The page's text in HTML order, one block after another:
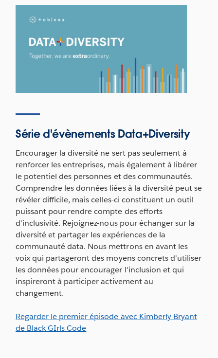
Série d'évènements Data+Diversity
Encourager la diversité ne sert pas seulement à
renforcer les entreprises, mais également à libérer
le potentiel des personnes et des communautés.
Comprendre les données liées à la diversité peut se
révéler difficile, mais celles-ci constituent un outil
puissant pour rendre compte des efforts
d'inclusivité. Rejoignez-nous pour échanger sur la
diversité et partager les expériences de la
communauté data. Nous mettrons en avant les
voix qui partageront des moyens concrets d'utiliser
les données pour encourager l'inclusion et qui
inspireront à participer activement au
changement.
Regarder le premier épisode avec Kimberly Bryant
de Black GIrls Code